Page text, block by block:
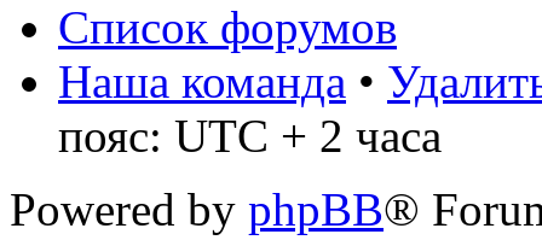
Список форумов
Наша команда •
пояс: UTC + 2 часа
Powered by phpBB®